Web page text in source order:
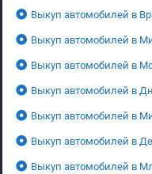
Выкуп автомобилей в
Выкуп автомобилей в
Выкуп автомобилей в
Выкуп автомобилей в
Выкуп автомобилей в
Выкуп автомобилей в
Выкуп автомобилей в